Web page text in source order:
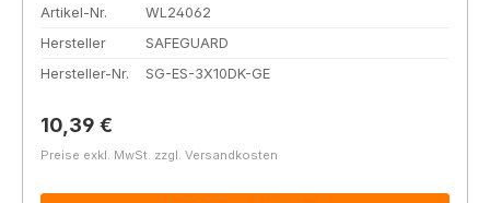
Artikel-Nr.
WL24062
Hersteller
SAFEGUARD
Hersteller-Nr.
SG-ES-3X10DK-GE
Regulärer Preis:
10,39 €
Preise exkl. MwSt. zzgl. Versandkosten